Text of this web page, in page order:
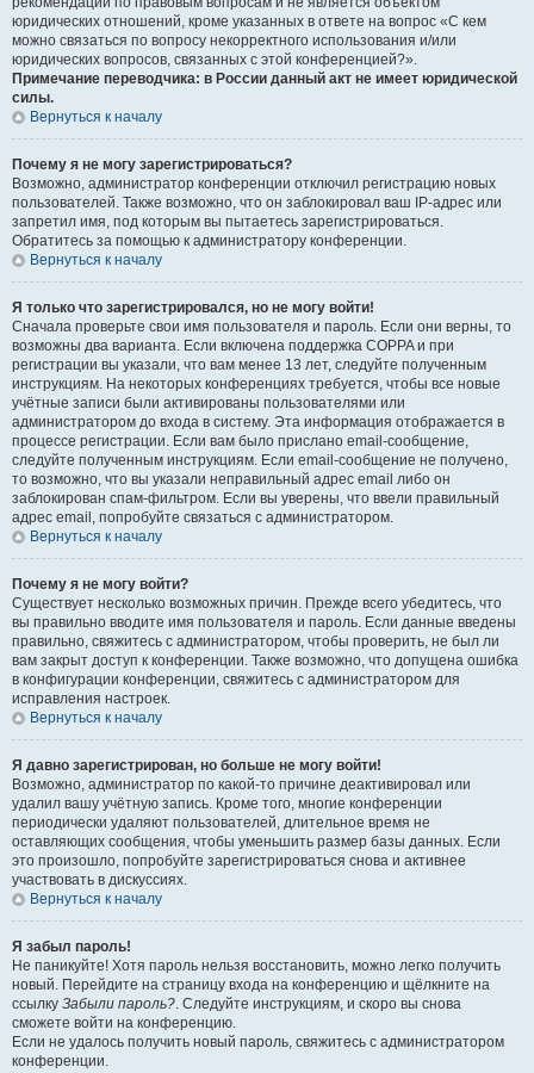
юридических отношений, кроме указанных в ответе на вопрос «С кем
можно связаться по вопросу некорректного использования и/или
юридических вопросов, связанных с этой конференцией?».
Примечание переводчика: в России данный акт не имеет юридической
силы.
Вернуться к началу
Почему я не могу зарегистрироваться?
Возможно, администратор конференции отключил регистрацию новых
пользователей. Также возможно, что он заблокировал ваш IP-адрес или
запретил имя, под которым вы пытаетесь зарегистрироваться.
Обратитесь за помощью к администратору конференции.
Вернуться к началу
Я только что зарегистрировался, но не могу войти!
Сначала проверьте свои имя пользователя и пароль. Если они верны, то
возможны два варианта. Если включена поддержка COPPA и при
регистрации вы указали, что вам менее 13 лет, следуйте полученным
инструкциям. На некоторых конференциях требуется, чтобы все новые
учётные записи были активированы пользователями или
администратором до входа в систему. Эта информация отображается в
процессе регистрации. Если вам было прислано email-сообщение,
следуйте полученным инструкциям. Если email-сообщение не получено,
то возможно, что вы указали неправильный адрес email либо он
заблокирован спам-фильтром. Если вы уверены, что ввели правильный
адрес email, попробуйте связаться с администратором.
Вернуться к началу
Почему я не могу войти?
Существует несколько возможных причин. Прежде всего убедитесь, что
вы правильно вводите имя пользователя и пароль. Если данные введены
правильно, свяжитесь с администратором, чтобы проверить, не был ли
вам закрыт доступ к конференции. Также возможно, что допущена ошибка
в конфигурации конференции, свяжитесь с администратором для
исправления настроек.
Вернуться к началу
Я давно зарегистрирован, но больше не могу войти!
Возможно, администратор по какой-то причине деактивировал или
удалил вашу учётную запись. Кроме того, многие конференции
периодически удаляют пользователей, длительное время не
оставляющих сообщения, чтобы уменьшить размер базы данных. Если
это произошло, попробуйте зарегистрироваться снова и активнее
участвовать в дискуссиях.
Вернуться к началу
Я забыл пароль!
Не паникуйте! Хотя пароль нельзя восстановить, можно легко получить
новый. Перейдите на страницу входа на конференцию и щёлкните на
ссылку Забыли пароль?. Следуйте инструкциям, и скоро вы снова
сможете войти на конференцию.
Если не удалось получить новый пароль, свяжитесь с администратором
конференции.